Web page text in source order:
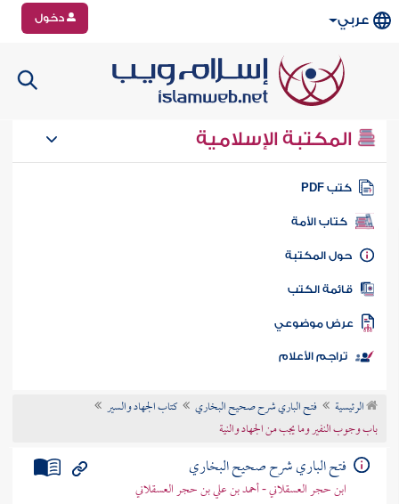
عربي دخول
المكتبة الإسلامية
كتب PDF
كتاب الأمة
المكتبة
الكتب
موضوعي
تراجم الأعلام
الرئيسية فتح الباري شرح صحيح البخاري
كتاب الجهاد والسير
باب وجوب النفير وما يجب من الجهاد والنية
فتح الباري شرح صحيح البخاري
ابن حجر العسقلاني - أحمد بن علي بن حجر العسقلاني